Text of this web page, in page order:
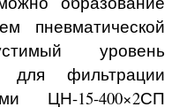
пневматической
уровень
для фильтрации
ЦН-15-400×2СП